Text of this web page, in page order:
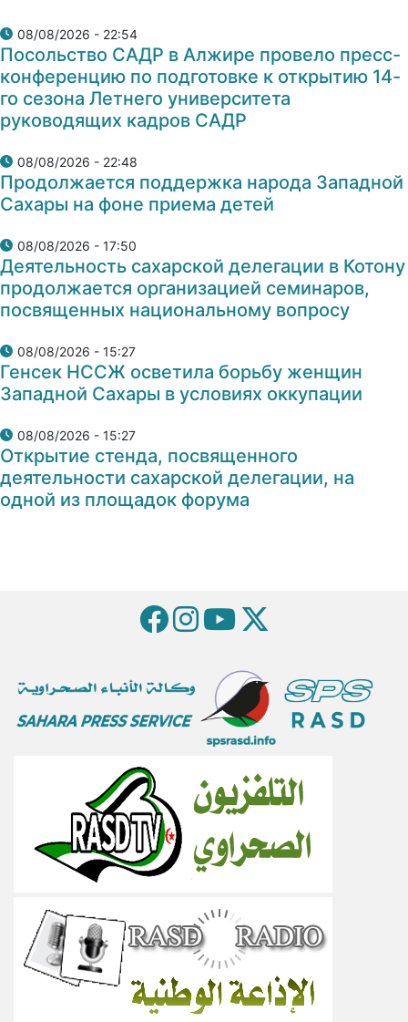
08/08/2026 - 22:54
Посольство САДР в Алжире провело пресс-
конференцию по подготовке к открытию 14-
го сезона Летнего университета
руководящих кадров САДР
08/08/2026 - 22:48
Продолжается поддержка народа Западной
Сахары на фоне приема детей
08/08/2026 - 17:50
Деятельность сахарской делегации в Котону
продолжается организацией семинаров,
посвященных национальному вопросу
08/08/2026 - 15:27
Генсек НССЖ осветила борьбу женщин
Западной Сахары в условиях оккупации
08/08/2026 - 15:27
Открытие стенда, посвященного
деятельности сахарской делегации, на
одной из площадок форума